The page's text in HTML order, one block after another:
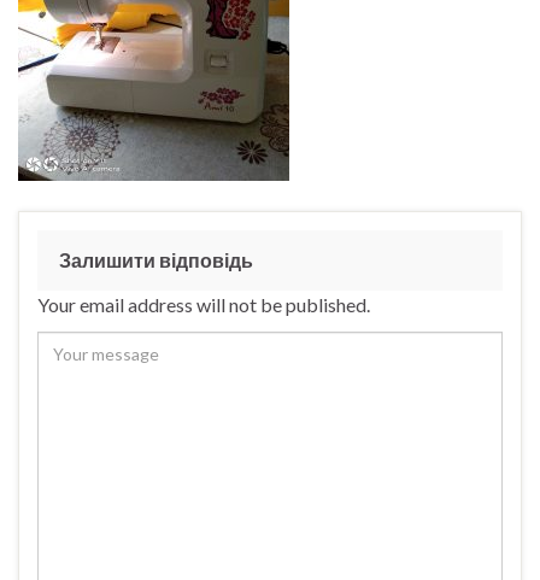
Залишити відповідь
Your email address will not be published.